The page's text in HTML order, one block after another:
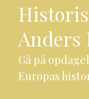
Anders
Gå på
Europas